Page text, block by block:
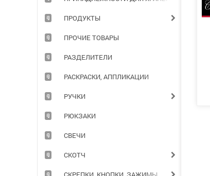
ПРОДУКТЫ
ПРОЧИЕ ТОВАРЫ
РАЗДЕЛИТЕЛИ
РАСКРАСКИ, АППЛИКАЦИИ
РУЧКИ
РЮКЗАКИ
СВЕЧИ
СКОТЧ